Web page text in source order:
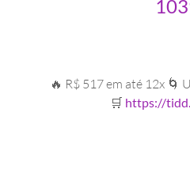
🔥 R$ 517 em até 12x 🌀
🛒 https://